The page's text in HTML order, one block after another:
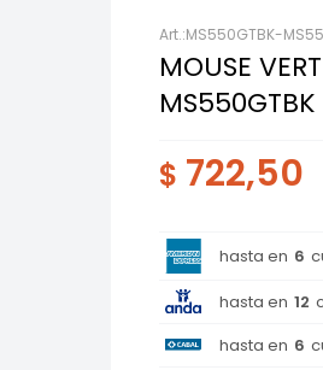
MS550GTBK-
MOUSE
$ 722,50
hasta en 6
hasta en 12
hasta en 6